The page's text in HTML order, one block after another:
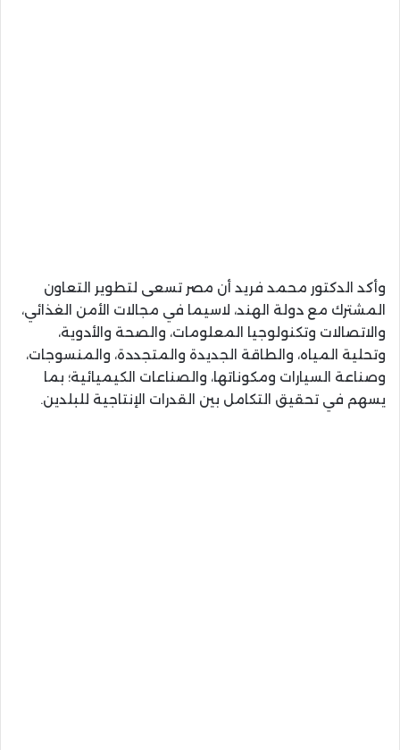
​وأكد الدكتور محمد فريد أن مصر تسعى لتطوير التعاون
المشترك مع دولة الهند، لاسيما في مجالات الأمن الغذائي،
والاتصالات وتكنولوجيا المعلومات، والصحة والأدوية،
وتحلية المياه، والطاقة الجديدة والمتجددة، والمنسوجات،
وصناعة السيارات ومكوناتها، والصناعات الكيميائية؛ بما
يسهم في تحقيق التكامل بين القدرات الإنتاجية للبلدين.